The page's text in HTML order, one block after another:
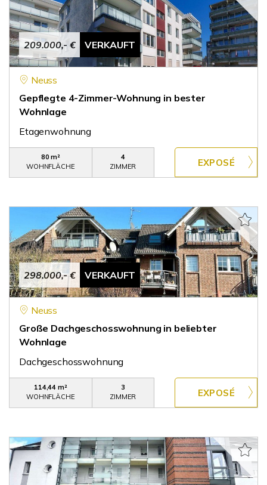
209.000,- € VERKAUFT
Neuss
Gepflegte 4-Zimmer-Wohnung in bester
Wohnlage
Etagenwohnung
80 m²
WOHNFLÄCHE
4
ZIMMER
298.000,- € VERKAUFT
Neuss
Große Dachgeschosswohnung in beliebter
Wohnlage
Dachgeschosswohnung
114,44 m²
WOHNFLÄCHE
3
ZIMMER